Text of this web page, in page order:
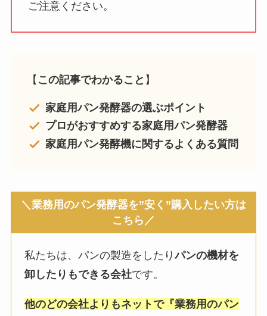
ご注意ください。
【 この記事でわかること 】
家庭用パン発酵器の選ぶポイント
プロがおすすめする家庭用パン発酵器
家庭用パン発酵機に関するよくある質問
＼業務用のパン発酵器を”安く”購入したい方は
こちら ／
私たちは、パンの製造をしたりパンの機材を
卸したりもできる会社です。
他のどの会社よりもネットで『業務用のパン